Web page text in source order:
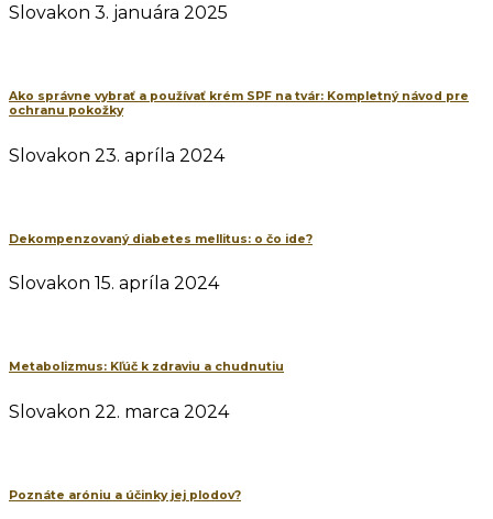
Slovakon 3. januára 2025
Ako správne vybrať a používať krém SPF na tvár: Kompletný návod pre
ochranu pokožky
Slovakon 23. apríla 2024
Dekompenzovaný diabetes mellitus: o čo ide?
Slovakon 15. apríla 2024
Metabolizmus: Kľúč k zdraviu a chudnutiu
Slovakon 22. marca 2024
Poznáte aróniu a účinky jej plodov?